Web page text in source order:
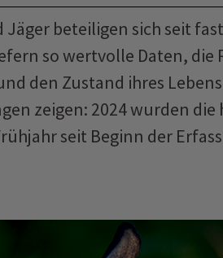
beteiligen sich seit
so wertvolle Daten, die
den Zustand ihres
zeigen: 2024 wurden die
seit Beginn der